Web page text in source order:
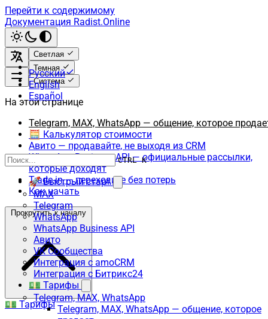
Перейти к содержимому
Документация Radist.Online
Светлая
Темная
Система
Русский
English
Español
CTRL K
🚀 Быстрый старт
MAX
Telegram
WhatsApp
WhatsApp Business API
Авито
VK Сообщества
Интеграция с amoCRM
Интеграция с Битрикс24
💵 Тарифы
Telegram, MAX, WhatsApp
Telegram, MAX, WhatsApp — общение, которое
На этой странице
Telegram, MAX, WhatsApp — общение, которое
🧮 Калькулятор стоимости
Авито — продавайте, не выходя из CRM
WhatsApp Business API — официальные рассылки,
которые доходят
Trade-in — переходите без потерь
Как начать
Прокрутить к началу
💵 Тарифы